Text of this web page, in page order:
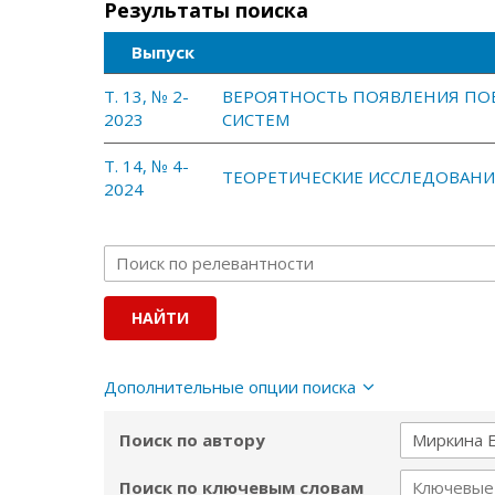
Результаты поиска
Выпуск
Т. 13, № 2-
2023
ВЕРОЯТНОСТЬ ПОЯВЛЕНИЯ
СИСТЕМ
Т. 14, № 4-
2024
ТЕОРЕТИЧЕСКИЕ
Дополнительные опции поиска
Поиск по автору
Поиск по ключевым словам